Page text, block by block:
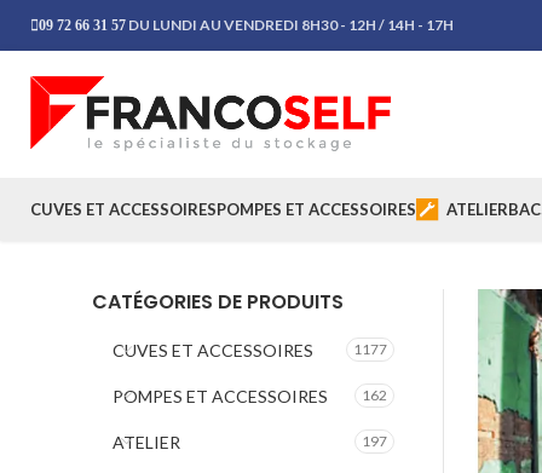
09 72 66 31 57 DU LUNDI AU VENDREDI 8H30 - 12H / 14H - 17H
CUVES ET ACCESSOIRESPOMPES ET ACCESSOIRES ATELIER
CATÉGORIES DE PRODUITS
CUVES ET ACCESSOIRES 1177
POMPES ET ACCESSOIRES 162
ATELIER 197